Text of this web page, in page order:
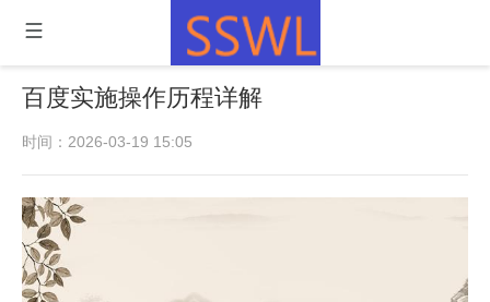
百度实施操作历程详解
时间：2026-03-19 15:05